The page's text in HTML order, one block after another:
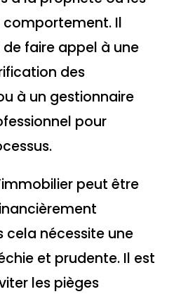
Il
faire appel à une
des
à un gestionnaire
pour
peut être
cela nécessite une
et prudente. Il est
les pièges